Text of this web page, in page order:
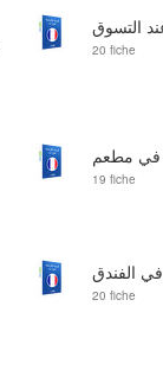
20 fiche
19 fiche
20 fiche